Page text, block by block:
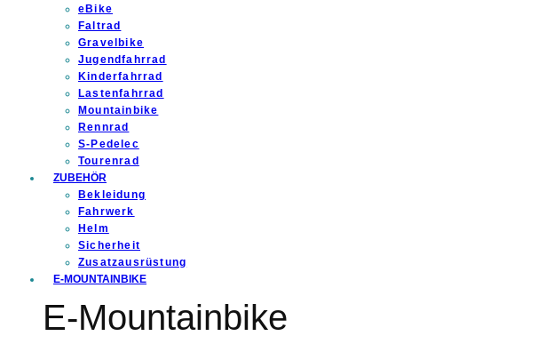
eBike
Faltrad
Gravelbike
Jugendfahrrad
Kinderfahrrad
Lastenfahrrad
Mountainbike
Rennrad
S-Pedelec
Tourenrad
ZUBEHÖR
Bekleidung
Fahrwerk
Helm
Sicherheit
Zusatzausrüstung
E-MOUNTAINBIKE
E-Mountainbike